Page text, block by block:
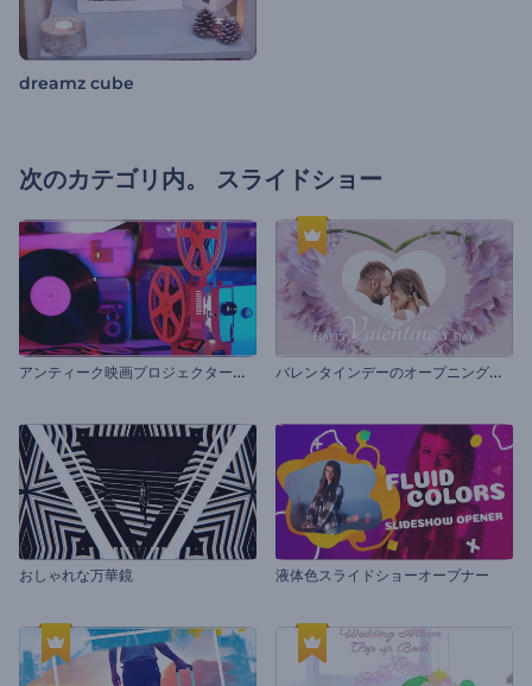
dreamz cube
次のカテゴリ内。 スライドショー
ア
ンティーク映画プロジェクターのタイポグラフィ バ
レンタインデーのオープニング動画
おしゃれな万華鏡 液体色スライドショーオープナー